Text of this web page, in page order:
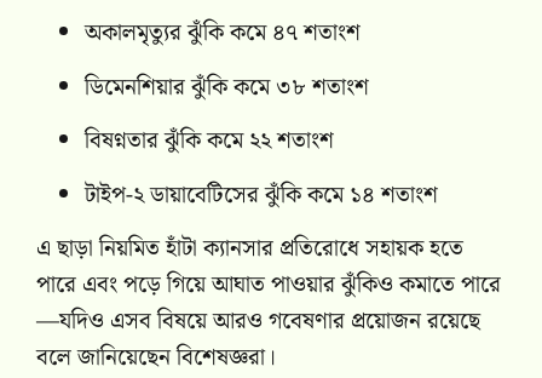
অকালমৃত্যুর ঝুঁকি কমে ৪৭ শতাংশ
ডিমেনশিয়ার ঝুঁকি কমে ৩৮ শতাংশ
বিষণ্নতার ঝুঁকি কমে ২২ শতাংশ
টাইপ-২ ডায়াবেটিসের ঝুঁকি কমে ১৪ শতাংশ
এ ছাড়া নিয়মিত হাঁটা ক্যানসার প্রতিরোধে সহায়ক হতে
পারে এবং পড়ে গিয়ে আঘাত পাওয়ার ঝুঁকিও কমাতে পারে
—যদিও এসব বিষয়ে আরও গবেষণার প্রয়োজন রয়েছে
বলে জানিয়েছেন বিশেষজ্ঞরা।